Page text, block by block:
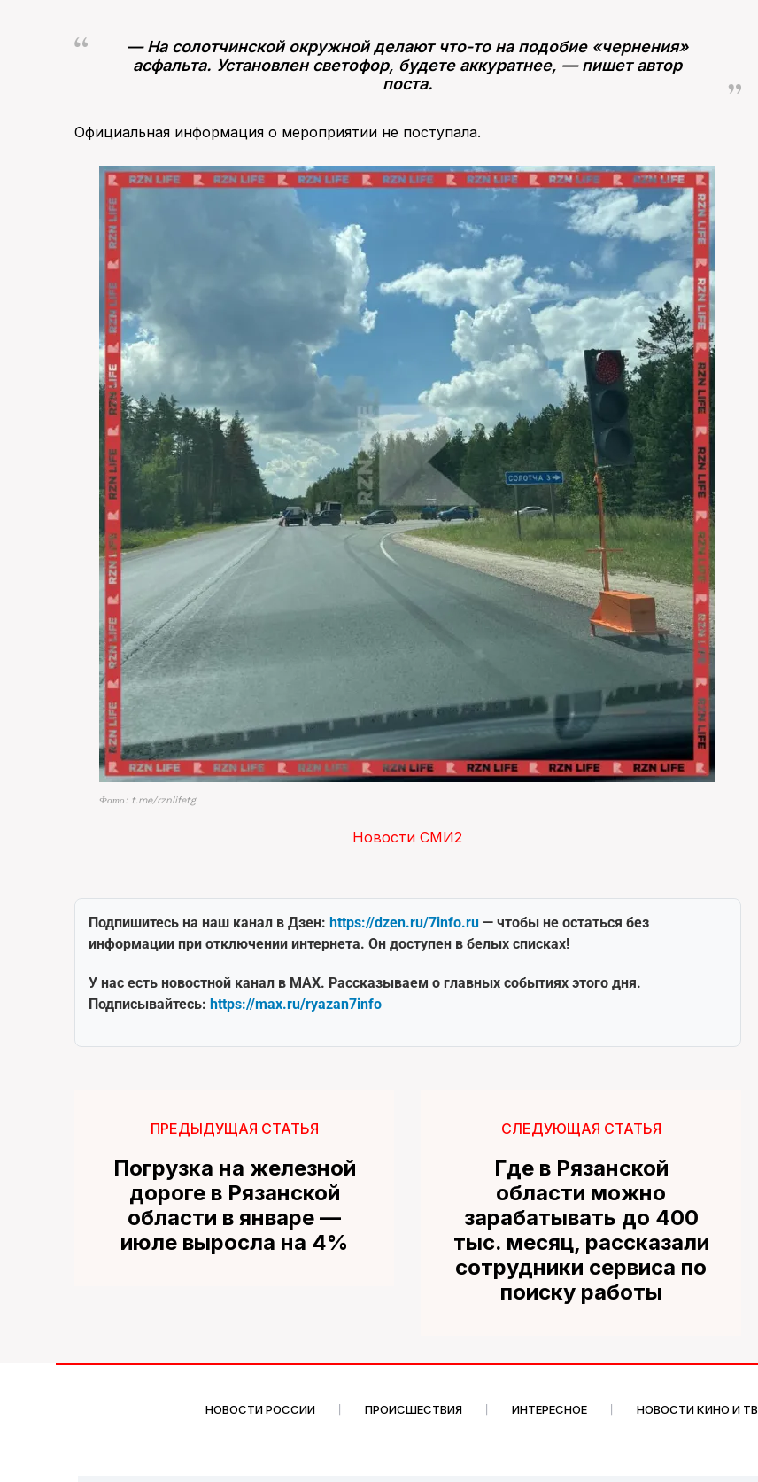
— На солотчинской окружной делают что-то на подобие «чернения»
асфальта. Установлен светофор, будете аккуратнее, — пишет автор
поста.
Официальная информация о мероприятии не поступала.
Фото: t.me/rznlifetg
Новости СМИ2
Подпишитесь на наш канал в Дзен: https://dzen.ru/7info.ru — чтобы не остаться без
информации при отключении интернета. Он доступен в белых списках!
У нас есть новостной канал в MAX. Рассказываем о главных событиях этого дня.
Подписывайтесь: https://max.ru/ryazan7info
ПРЕДЫДУЩАЯ СТАТЬЯ
Погрузка на железной
дороге в Рязанской
области в январе —
июле выросла на 4%
СЛЕДУЮЩАЯ СТАТЬЯ
Где в Рязанской
области можно
зарабатывать до 400
тыс. месяц, рассказали
сотрудники сервиса по
поиску работы
НОВОСТИ РОССИИ ПРОИСШЕСТВИЯ ИНТЕРЕСНОЕ НОВОСТИ КИНО И ТВ